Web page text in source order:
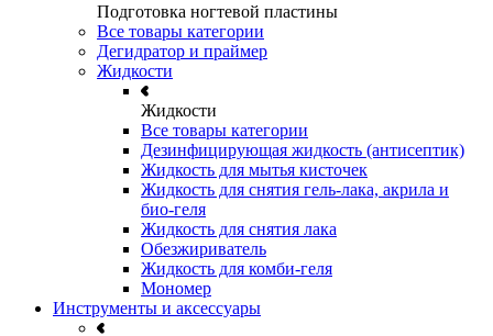
Подготовка ногтевой пластины
Все товары категории
Дегидратор и праймер
Жидкости
Жидкости
Все товары категории
Дезинфицирующая жидкость (антисептик)
Жидкость для мытья кисточек
Жидкость для снятия гель-лака, акрила и
био-геля
Жидкость для снятия лака
Обезжириватель
Жидкость для комби-геля
Мономер
Инструменты и аксессуары